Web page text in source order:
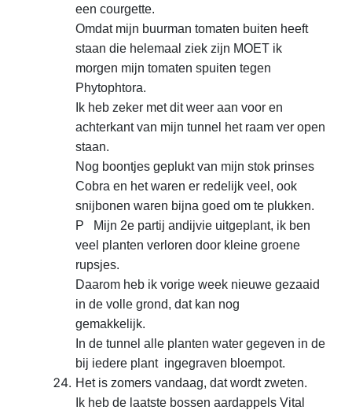
een courgette.
Omdat mijn buurman tomaten buiten heeft
staan die helemaal ziek zijn MOET ik
morgen mijn tomaten spuiten tegen
Phytophtora.
Ik heb zeker met dit weer aan voor en
achterkant van mijn tunnel het raam ver open
staan.
Nog boontjes geplukt van mijn stok prinses
Cobra en het waren er redelijk veel, ook
snijbonen waren bijna goed om te plukken.
P Mijn 2e partij andijvie uitgeplant, ik ben
veel planten verloren door kleine groene
rupsjes.
Daarom heb ik vorige week nieuwe gezaaid
in de volle grond, dat kan nog
gemakkelijk.
In de tunnel alle planten water gegeven in de
bij iedere plant ingegraven bloempot.
Het is zomers vandaag, dat wordt zweten.
Ik heb de laatste bossen aardappels Vital